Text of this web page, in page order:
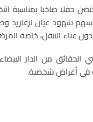
حفلا صاخبا بمناسبة
شهود عيان
عناء التنقل، خاصة
من الدار
في أغراض شخصية.